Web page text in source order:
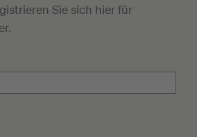
Sie sich hier für